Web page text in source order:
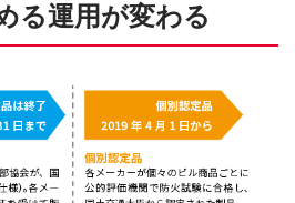
る運用が変わる